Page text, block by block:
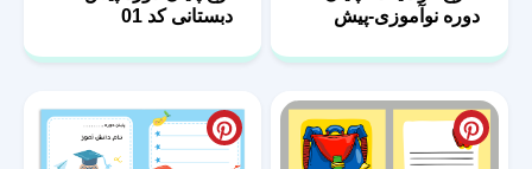
دوره نوآموزی-پیش
دبستانی کد 01